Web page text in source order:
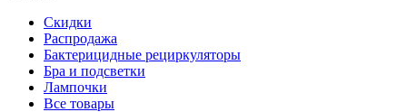
Скидки
Распродажа
Бактерицидные рециркуляторы
Бра и подсветки
Лампочки
Все товары